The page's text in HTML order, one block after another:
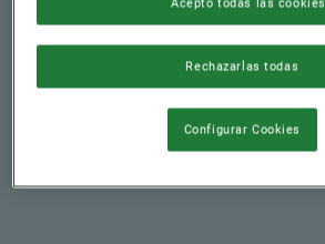
0 min.
TAMAÑO DE LA
PORCIÓN
Rechazarlas todas
Configurar Cookies